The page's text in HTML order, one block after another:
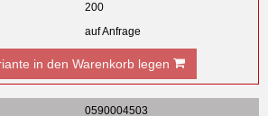
200
auf Anfrage
in den Warenkorb legen
0590004503